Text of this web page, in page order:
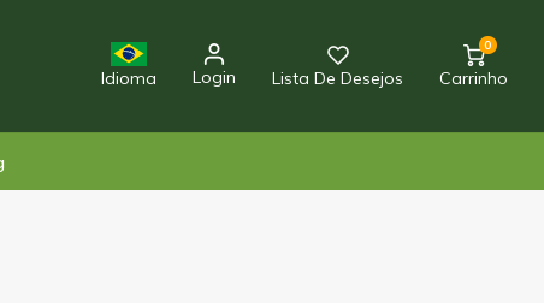
Idioma Login Lista De Desejos
0
Carrinho